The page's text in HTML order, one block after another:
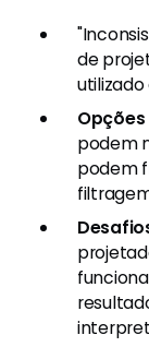
de
podem
podem